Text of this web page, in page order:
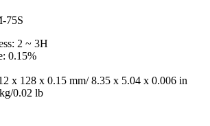
75S
2 ~ 3H
0.15%
x 128 x 0.15 mm/ 8.35 x 5.04 x 0.006 in
0.02 lb